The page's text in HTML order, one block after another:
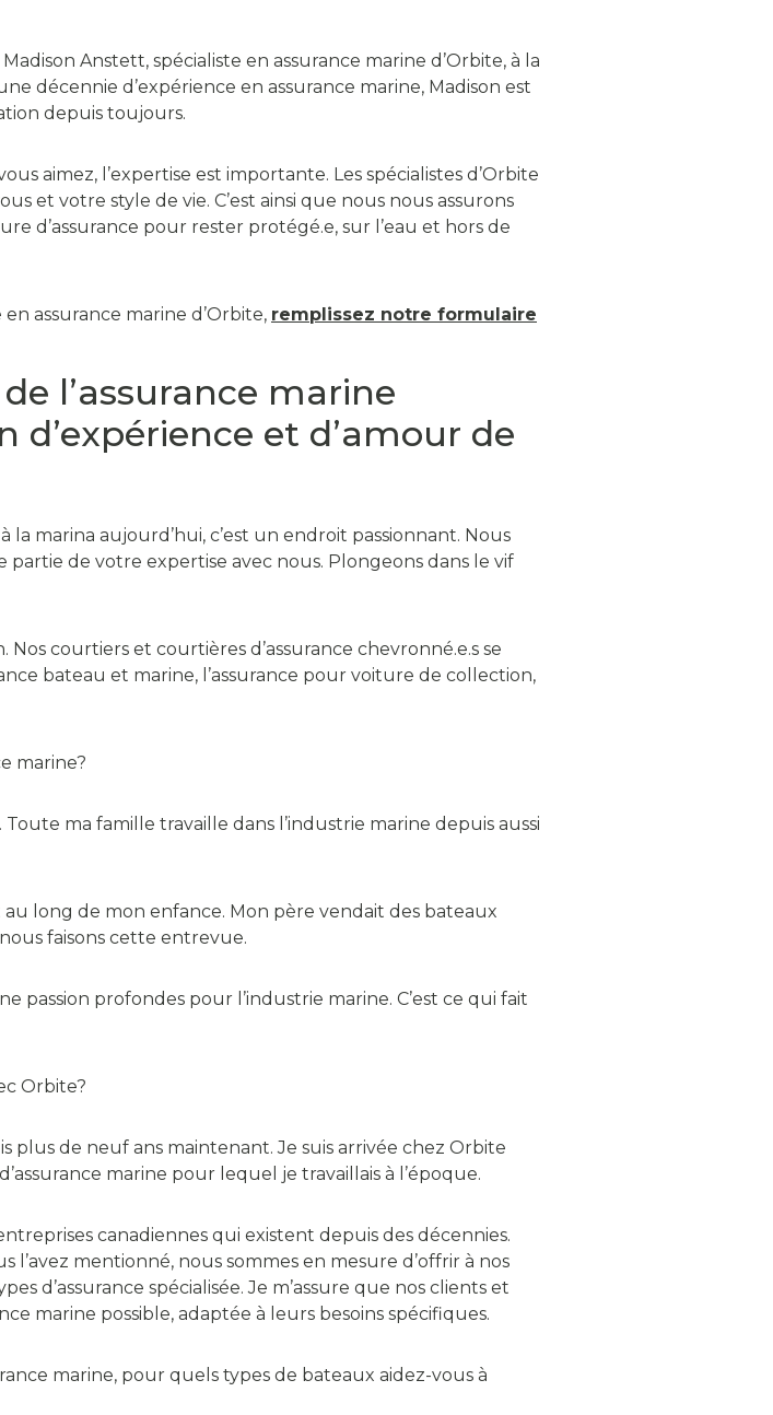
Anstett, spécialiste en assurance marine d’Orbite, à la
décennie d’expérience en assurance marine, Madison est
depuis toujours.
aimez, l’expertise est importante. Les spécialistes d’Orbite
et votre style de vie. C’est ainsi que nous nous assurons
d’assurance pour rester protégé.e, sur l’eau et hors de
assurance marine d’Orbite, remplissez notre formulaire
l’assurance marine
et d’amour de
la marina aujourd’hui, c’est un endroit passionnant. Nous
de votre expertise avec nous. Plongeons dans le vif
courtiers et courtières d’assurance chevronné.e.s se
bateau et marine, l’assurance pour voiture de collection,
marine?
ma famille travaille dans l’industrie marine depuis aussi
long de mon enfance. Mon père vendait des bateaux
faisons cette entrevue.
passion profondes pour l’industrie marine. C’est ce qui fait
Orbite?
plus de neuf ans maintenant. Je suis arrivée chez Orbite
marine pour lequel je travaillais à l’époque.
canadiennes qui existent depuis des décennies.
mentionné, nous sommes en mesure d’offrir à nos
d’assurance spécialisée. Je m’assure que nos clients et
marine possible, adaptée à leurs besoins spécifiques.
marine, pour quels types de bateaux aidez-vous à